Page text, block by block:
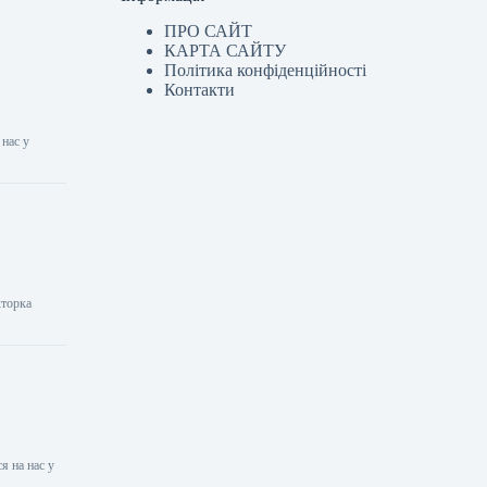
у
на нас у
ПРО САЙТ
КАРТА САЙТУ
Політика конфіденційності
Контакти